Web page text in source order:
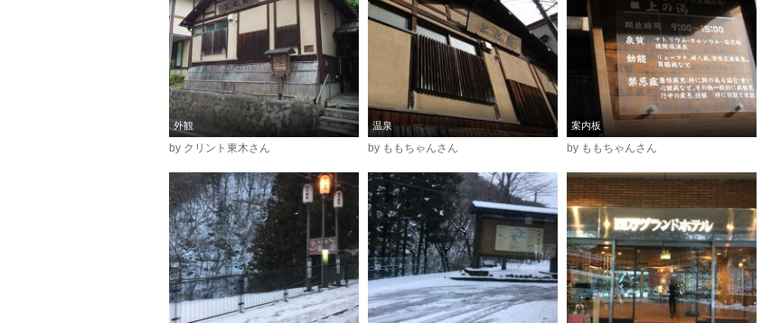
外観
by クリント東木さん
温泉
by ももちゃんさん
案内板
by ももちゃんさん